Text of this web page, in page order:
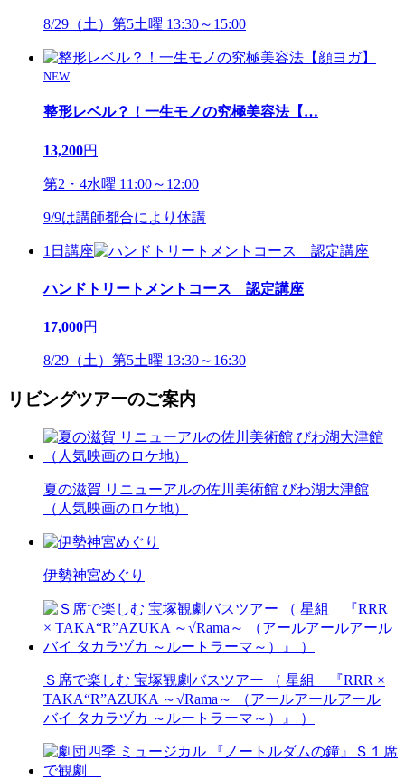
8/29（土）第5土曜 13:30～15:00
NEW
整形レベル？！一生モノの究極美容法【…
13,200円
第2・4水曜 11:00～12:00
9/9は講師都合により休講
1日講座
ハンドトリートメントコース 認定講座
17,000円
8/29（土）第5土曜 13:30～16:30
リビングツアーのご案内
夏の滋賀 リニューアルの佐川美術館 びわ湖大津館
（人気映画のロケ地）
伊勢神宮めぐり
Ｓ席で楽しむ 宝塚観劇バスツアー （ 星組 『RRR ×
TAKA“R”AZUKA ～√Rama～ （アールアールアール
バイ タカラヅカ ～ルートラーマ～）』 ）